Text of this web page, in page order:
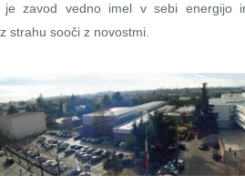
je zavod vedno imel v sebi
strahu sooči z novostmi.